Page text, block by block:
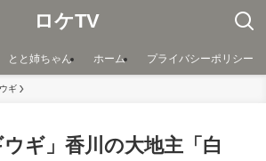
ロケTV
とと姉ちゃん ホーム プライバシーポリシー
ギ
ギ」香川の大地主「白